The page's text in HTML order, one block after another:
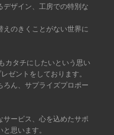
ザイン、工房での特別な
のきくことがない世界に
カタチにしたいという思い
ゼントをしております。
ん、サプライズプロポー
ービス、心を込めたサポ
思います。